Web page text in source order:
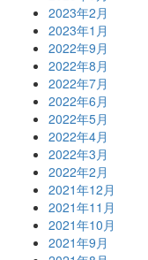
2023年2月
2023年1月
2022年9月
2022年8月
2022年7月
2022年6月
2022年5月
2022年4月
2022年3月
2022年2月
2021年12月
2021年11月
2021年10月
2021年9月